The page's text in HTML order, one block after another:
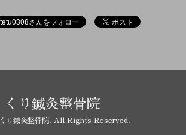
くり鍼灸整骨院
くり鍼灸整骨院. All Rights Reserved.